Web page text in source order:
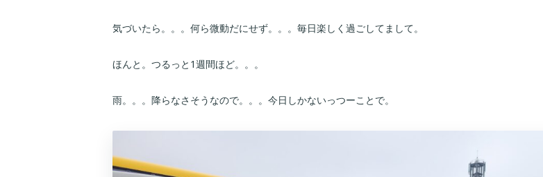
気づいたら。。。何ら微動だにせず。。。毎日楽しく過ごしてまして。
ほんと。つるっと1週間ほど。。。
雨。。。降らなさそうなので。。。今日しかないっつーことで。